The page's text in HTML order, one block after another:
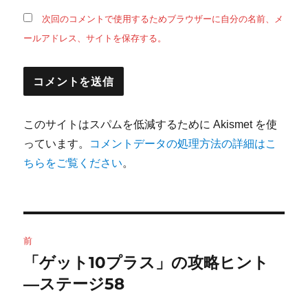
次回のコメントで使用するためブラウザーに自分の名前、メ
ールアドレス、サイトを保存する。
このサイトはスパムを低減するために Akismet を使
っています。 コメントデータの処理方法の詳細はこ
ちらをご覧ください。
稿
ナ
前
前「ゲット10プラス」の攻略ヒント
―ステージ58